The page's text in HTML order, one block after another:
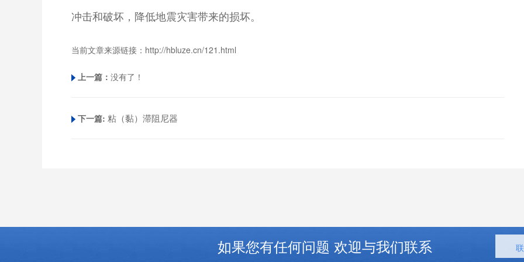
冲击和破坏，降低地震灾害带来的损坏。
当前文章来源链接： http://hbluze.cn/121.html
上一篇： 没有了！
下一篇: 粘（黏）滞阻尼器
如果您有任何问题 欢迎与我们联系